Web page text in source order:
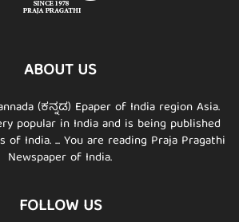
ABOUT US
(ಕನ್ನಡ) Epaper of India region Asia.
popular in India and is being published
India. ... You are reading Praja Pragathi
Newspaper of India.
FOLLOW US